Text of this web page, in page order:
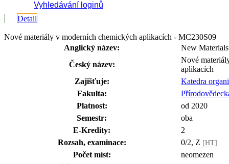
Vyhledávání loginů
Detail
Nové materiály v moderních chemických aplikacích - MC230S09
Anglický název:
New
Český název:
Nové
aplikacích
Zajišťuje:
Katedra
Fakulta:
Platnost:
od 2020
Semestr:
oba
E-Kredity:
2
Rozsah, examinace:
0/2, Z [HT]
Počet míst:
neomezen